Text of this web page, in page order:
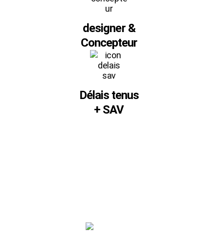
designer &
Concepteur
Délais tenus
+ SAV